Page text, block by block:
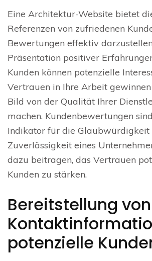
Eine Architektur-Website bietet
Referenzen von zufriedenen
Bewertungen effektiv
Präsentation positiver
Kunden können potenzielle
Vertrauen in Ihre Arbeit
Bild von der Qualität Ihrer
machen. Kundenbewertungen
Indikator für die Glaubwürdigkeit
Zuverlässigkeit eines
dazu beitragen, das Vertrauen
Kunden zu stärken.
Bereitstellung von
potenzielle